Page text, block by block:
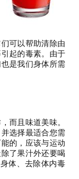
可以帮助清除由
起的毒素。由于
是我们身体所需
而且味道美味。
选择最适合您需
的，应该与运动
了果汁外还要喝
体、去除体内毒